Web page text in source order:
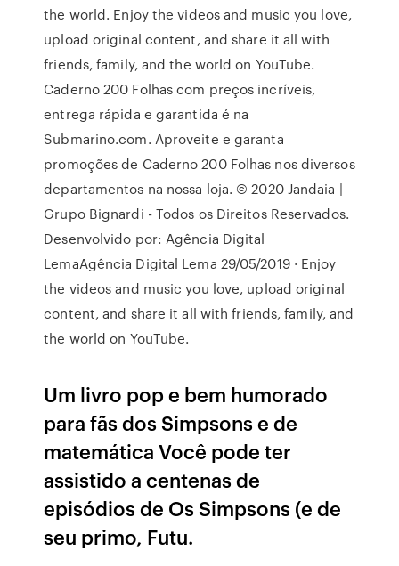
the world. Enjoy the videos and music you love,
upload original content, and share it all with
friends, family, and the world on YouTube.
Caderno 200 Folhas com preços incríveis,
entrega rápida e garantida é na
Submarino.com. Aproveite e garanta
promoções de Caderno 200 Folhas nos diversos
departamentos na nossa loja. © 2020 Jandaia |
Grupo Bignardi - Todos os Direitos Reservados.
Desenvolvido por: Agência Digital
LemaAgência Digital Lema 29/05/2019 · Enjoy
the videos and music you love, upload original
content, and share it all with friends, family, and
the world on YouTube.
Um livro pop e bem humorado
para fãs dos Simpsons e de
matemática Você pode ter
assistido a centenas de
episódios de Os Simpsons (e de
seu primo, Futu.